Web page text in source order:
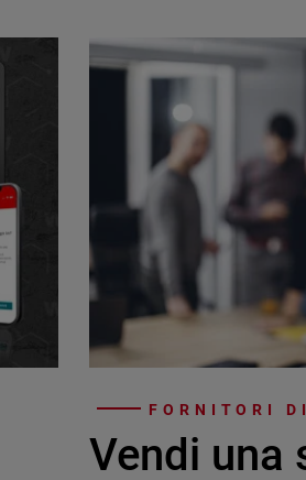
FORNITORI
Vendi una